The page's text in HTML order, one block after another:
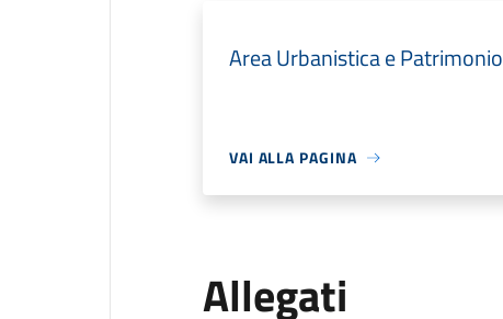
Area Urbanistica e Patrimonio
VAI ALLA PAGINA
Allegati